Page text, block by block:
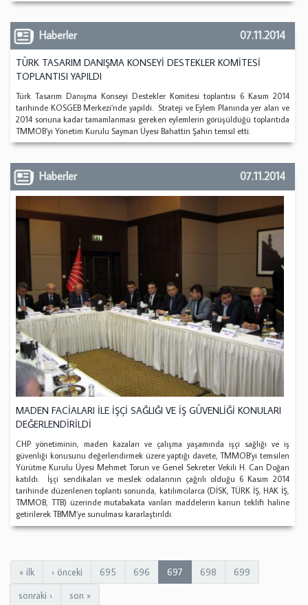
Haberler 07.11.2014
TÜRK TASARIM DANIŞMA KONSEYİ DESTEKLER KOMİTESİ
TOPLANTISI YAPILDI
Türk Tasarım Danışma Konseyi Destekler Komitesi toplantısı 6 Kasım 2014
tarihinde KOSGEB Merkezi’nde yapıldı. Strateji ve Eylem Planında yer alan ve
2014 sonuna kadar tamamlanması gereken eylemlerin görüşüldüğü toplantıda
TMMOB’yi Yönetim Kurulu Sayman Üyesi Bahattin Şahin temsil etti.
Haberler 07.11.2014
MADEN FACİALARI İLE İŞÇİ SAĞLIĞI VE İŞ GÜVENLİĞİ KONULARI
DEĞERLENDİRİLDİ
CHP yönetiminin, maden kazaları ve çalışma yaşamında işçi sağlığı ve iş
güvenliği konusunu değerlendirmek üzere yaptığı davete, TMMOB’yi temsilen
Yürütme Kurulu Üyesi Mehmet Torun ve Genel Sekreter Vekili H. Can Doğan
katıldı. İşçi sendikaları ve meslek odalarının çağrılı olduğu 6 Kasım 2014
tarihinde düzenlenen toplantı sonunda, katılımcılarca (DİSK, TÜRK İŞ, HAK İŞ,
TMMOB, TTB) üzerinde mutabakata varılan maddelerin kanun teklifi haline
getirilerek TBMM’ye sunulması kararlaştırıldı.
« ilk ‹ önceki 695 696 697 698
699
sonraki ›
son »